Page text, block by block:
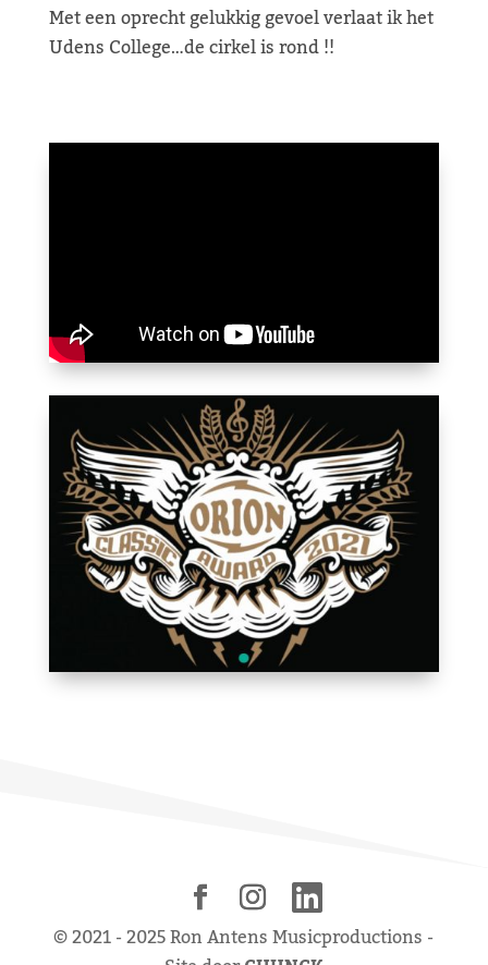
Met een oprecht gelukkig gevoel verlaat ik het
Udens College…de cirkel is rond !!
© 2021 - 2025 Ron Antens Musicproductions -